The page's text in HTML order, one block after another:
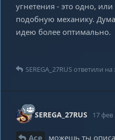
угнетения - это одно,
подобную механику.
идею более оптимально.
SEREGA_27RUS ответили
SEREGA_27RUS 17 фев
Ace
можешь ты